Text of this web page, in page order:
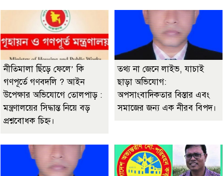
নীতিমালা ছিঁড়ে ফেলে’ কি
গণপূর্তে গণবদলি ? আইন
উপেক্ষার অভিযোগে তোলপাড় :
মন্ত্রণালয়ের সিদ্ধান্ত নিয়ে বড়
প্রশ্নবোধক চিহ্ন।
তথ্য না জেনে লাইভ, যাচাই
ছাড়া অভিযোগ:
অপসাংবাদিকতার বিস্তার এবং
সমাজের জন্য এক নীরব বিপদ।